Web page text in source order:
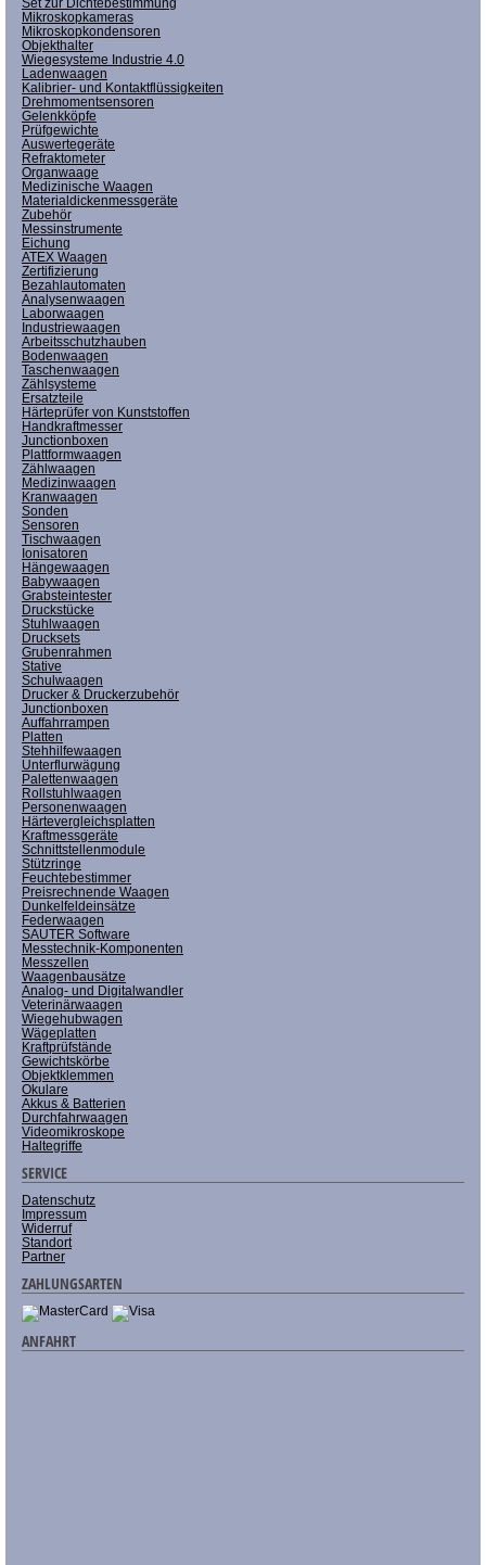
Mikroskopkameras
Mikroskopkondensoren
Objekthalter
Wiegesysteme Industrie 4.0
Ladenwaagen
Kalibrier- und Kontaktflüssigkeiten
Drehmomentsensoren
Gelenkköpfe
Prüfgewichte
Auswertegeräte
Refraktometer
Organwaage
Medizinische Waagen
Materialdickenmessgeräte
Zubehör
Messinstrumente
Eichung
ATEX Waagen
Zertifizierung
Bezahlautomaten
Analysenwaagen
Laborwaagen
Industriewaagen
Arbeitsschutzhauben
Bodenwaagen
Taschenwaagen
Zählsysteme
Ersatzteile
Härteprüfer von Kunststoffen
Handkraftmesser
Junctionboxen
Plattformwaagen
Zählwaagen
Medizinwaagen
Kranwaagen
Sonden
Sensoren
Tischwaagen
Ionisatoren
Hängewaagen
Babywaagen
Grabsteintester
Druckstücke
Stuhlwaagen
Drucksets
Grubenrahmen
Stative
Schulwaagen
Drucker & Druckerzubehör
Junctionboxen
Auffahrrampen
Platten
Stehhilfewaagen
Unterflurwägung
Palettenwaagen
Rollstuhlwaagen
Personenwaagen
Härtevergleichsplatten
Kraftmessgeräte
Schnittstellenmodule
Stützringe
Feuchtebestimmer
Preisrechnende Waagen
Dunkelfeldeinsätze
Federwaagen
SAUTER Software
Messtechnik-Komponenten
Messzellen
Waagenbausätze
Analog- und Digitalwandler
Veterinärwaagen
Wiegehubwagen
Wägeplatten
Kraftprüfstände
Gewichtskörbe
Objektklemmen
Okulare
Akkus & Batterien
Durchfahrwaagen
Videomikroskope
Haltegriffe
SERVICE
Datenschutz
Impressum
Widerruf
Standort
Partner
ZAHLUNGSARTEN
ANFAHRT